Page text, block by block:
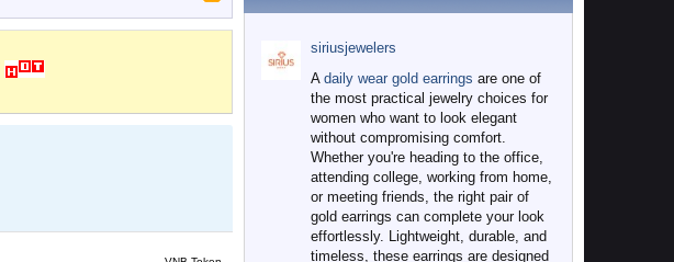
siriusjewelers
A daily wear gold earrings are one of
the most practical jewelry choices for
women who want to look elegant
without compromising comfort.
Whether you're heading to the office,
attending college, working from home,
or meeting friends, the right pair of
gold earrings can complete your look
effortlessly. Lightweight, durable, and
timeless, these earrings are designed